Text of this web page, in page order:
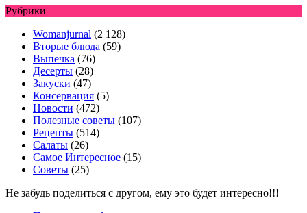
Рубрики
Womanjurnal (2 128)
Вторые блюда (59)
Выпечка (76)
Десерты (28)
Закуски (47)
Консервация (5)
Новости (472)
Полезные советы (107)
Рецепты (514)
Салаты (26)
Самое Интересное (15)
Советы (25)
Не забудь поделиться с другом, ему это будет интересно!!!